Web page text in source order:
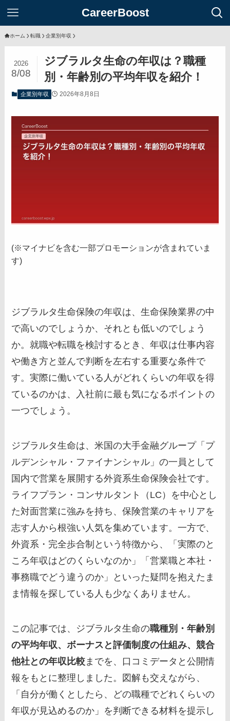
CareerBoost
ホーム 転職 企業別年収
ジブラルタ生命の年収は？職種
別・年齢別の平均年収を紹介！
2026
8/08
企業別年収 2026年8月8日
(※マイナビを含む一部プロモーションが含まれていま
す)
ジブラルタ生命保険の年収は、生命保険業界の中
で高いのでしょうか、それとも低いのでしょう
か。就職や転職を検討するとき、年収は仕事内容
や働き方と並んで判断を左右する重要な条件で
す。実際に働いている人がどれくらいの年収を得
ているのかは、入社前に最も気になるポイントの
一つでしょう。
ジブラルタ生命は、米国の大手金融グループ「プ
ルデンシャル・ファイナンシャル」の一員として
国内で営業を展開する外資系生命保険会社です。
ライフプラン・コンサルタント（LC）を中心とし
た対面営業に強みを持ち、保険営業のキャリアを
志す人から根強い人気を集めています。一方で、
外資系・完全歩合制という特徴から、「実際のと
ころ年収はどのくらいなのか」「営業職と本社・
事務職でどう違うのか」といった疑問を抱えたま
ま情報を探している人も少なくありません。
この記事では、ジブラルタ生命の職種別・年齢別
の平均年収、ボーナスと評価制度の仕組み、競合
他社との年収比較 までを、口コミデータと公開情
報をもとに整理しました。図解も交えながら、
「自分が働くとしたら、どの職種でどれくらいの
年収が見込めるのか」を判断できる材料を提示し